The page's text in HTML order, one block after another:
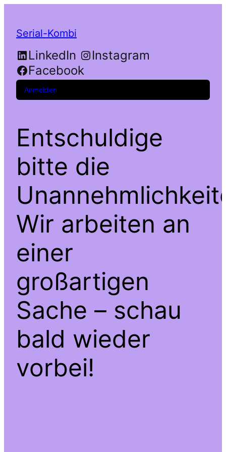
Serial-Kombi
LinkedIn
Instagram
Facebook
Anmelden
Entschuldige
bitte die
Wir arbeiten an
einer
großartigen
Sache – schau
bald wieder
vorbei!